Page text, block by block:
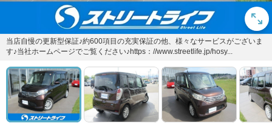
当店自慢の更新型保証♪約600項目の充実保証の他、様々なサービスがございま
す♪当社ホームページでご覧ください♪https：//www.streetlife.jp/hosy...